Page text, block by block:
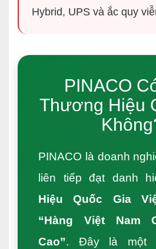
Hybrid, UPS và ắc quy
PINACO
Thương Hiệu
PINACO là doanh
liên tiếp đạt danh
Hiệu Quốc Gia
“Hàng Việt Nam
Cao”. Đây là một